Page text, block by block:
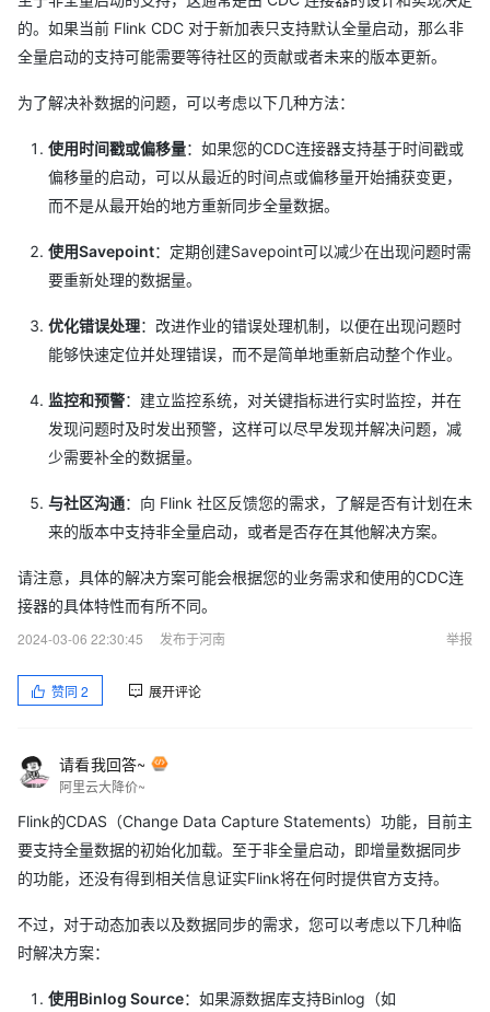
的。如果当前 Flink CDC 对于新加表只支持默认全量启动，那么非
全量启动的支持可能需要等待社区的贡献或者未来的版本更新。
为了解决补数据的问题，可以考虑以下几种方法：
使用时间戳或偏移量：如果您的CDC连接器支持基于时间戳或
偏移量的启动，可以从最近的时间点或偏移量开始捕获变更，
而不是从最开始的地方重新同步全量数据。
使用Savepoint：定期创建Savepoint可以减少在出现问题时需
要重新处理的数据量。
优化错误处理：改进作业的错误处理机制，以便在出现问题时
能够快速定位并处理错误，而不是简单地重新启动整个作业。
监控和预警：建立监控系统，对关键指标进行实时监控，并在
发现问题时及时发出预警，这样可以尽早发现并解决问题，减
少需要补全的数据量。
与社区沟通：向 Flink 社区反馈您的需求，了解是否有计划在未
来的版本中支持非全量启动，或者是否存在其他解决方案。
请注意，具体的解决方案可能会根据您的业务需求和使用的CDC连
接器的具体特性而有所不同。
2024-03-06 22:30:45
发布于河南 举报
赞同 2 展开评论
请看我回答~
阿里云大降价~
Flink的CDAS（Change Data Capture Statements）功能，目前主
要支持全量数据的初始化加载。至于非全量启动，即增量数据同步
的功能，还没有得到相关信息证实Flink将在何时提供官方支持。
不过，对于动态加表以及数据同步的需求，您可以考虑以下几种临
时解决方案：
使用Binlog Source：如果源数据库支持Binlog（如